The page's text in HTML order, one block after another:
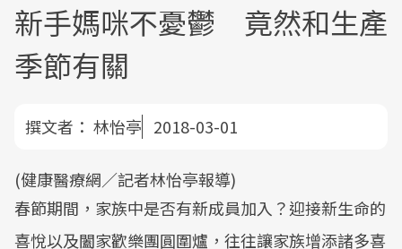
新手媽咪不憂鬱 竟然和生產
季節有關
撰文者： 林怡亭 2018-03-01
(健康醫療網／記者林怡亭報導)
春節期間，家族中是否有新成員加入？迎接新生命的
喜悅以及闔家歡樂團圓圍爐，往往讓家族增添諸多喜